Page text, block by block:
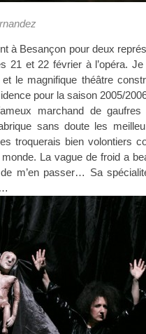
à Besançon pour deux
21 et 22 février à l’opéra.
le magnifique théâtre
pour la saison 2005/
marchand de
sans doute les
troquerais bien volontiers
monde. La vague de froid a
de m’en passer… Sa